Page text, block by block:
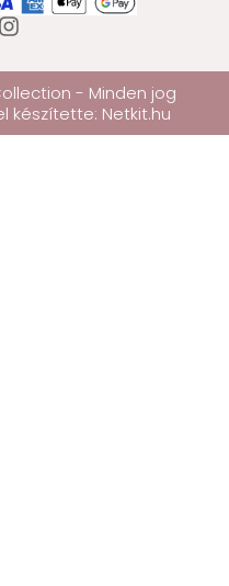
- Minden jog
készítette: Netkit.hu